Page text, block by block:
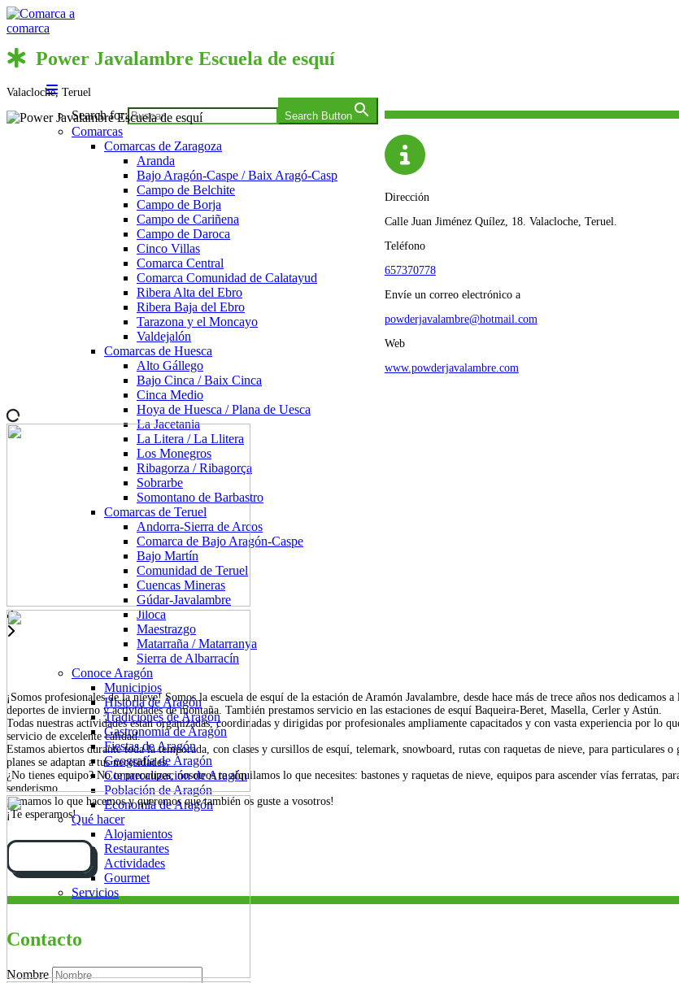
Saltar
al
Comarca a comarca
Search for: Search Button
Comarcas
Comarcas de Zaragoza
Aranda
Bajo Aragón-Caspe / Baix Aragó-Casp
Campo de Belchite
Campo de Borja
Campo de Cariñena
Campo de Daroca
Cinco Villas
Comarca Central
Comarca Comunidad de Calatayud
Ribera Alta del Ebro
Ribera Baja del Ebro
Tarazona y el Moncayo
Valdejalón
Comarcas de Huesca
Alto Gállego
Bajo Cinca / Baix Cinca
Cinca Medio
Hoya de Huesca / Plana de Uesca
La Jacetania
La Litera / La Llitera
Los Monegros
Ribagorza / Ribagorça
Sobrarbe
Somontano de Barbastro
Comarcas de Teruel
Andorra-Sierra de Arcos
Comarca de Bajo Aragón-Caspe
Bajo Martín
Comunidad de Teruel
Cuencas Mineras
Gúdar-Javalambre
Jiloca
Maestrazgo
Matarraña / Matarranya
Sierra de Albarracín
Conoce Aragón
Municipios
Historia de Aragón
Tradiciones de Aragón
Gastronomía de Aragón
Fiestas de Aragón
Geografía de Aragón
Comarcalización de Aragón
Población de Aragón
Economía de Aragón
Qué hacer
Alojamientos
Restaurantes
Actividades
Gourmet
Servicios
Power Javalambre Escuela de esquí
Valacloche, Teruel
Dirección
Calle Juan Jiménez Quílez, 18. Valacloche, Teruel.
Teléfono
657370778
Envíe un correo electrónico a
powderjavalambre@hotmail.com
Web
www.powderjavalambre.com
¡Somos profesionales de la nieve! Somos la escuela de esquí de la estación de Aramón Javalambre, desde hace más de trece años nos dedicamos a
deportes de invierno y actividades de montaña. También prestamos servicio en las estaciones de esquí Baqueira-Beret, Masella, Cerler y Astún.
Todas nuestras actividades están organizadas, coordinadas y dirigidas por profesionales ampliamente capacitados y con vasta experiencia por lo
servicio de excelente calidad.
Estamos abiertos durante toda la temporada, con clases y cursillos de esquí, telemark, snowboard, rutas con raquetas de nieve, para particulares o
planes se adaptan a tus necesidades.
¿No tienes equipo? No te preocupes, nosotros te alquilamos lo que necesites: bastones y raquetas de nieve, equipos para ascender vías ferratas,
senderismo.
¡Amamos lo que hacemos y queremos que también os guste a vosotros!
¡Te esperamos!
Contacto
Nombre